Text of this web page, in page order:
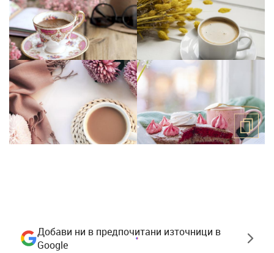
Добави ни в предпочитани източници в
Google